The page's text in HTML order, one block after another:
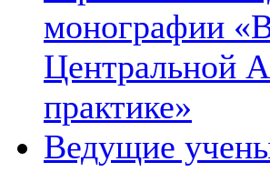
монографии
Центральной
практике»
Ведущие